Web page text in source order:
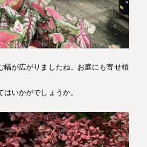
幅が広がりましたね。お庭にも寄せ植
いかがでしょうか。